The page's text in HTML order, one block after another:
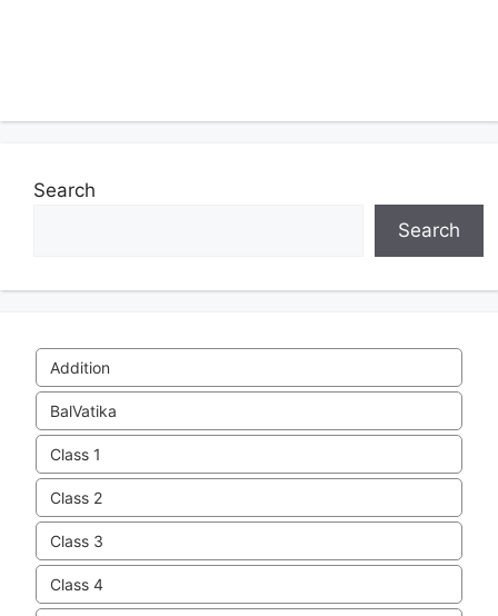
Search
Search
Addition
BalVatika
Class 1
Class 2
Class 3
Class 4